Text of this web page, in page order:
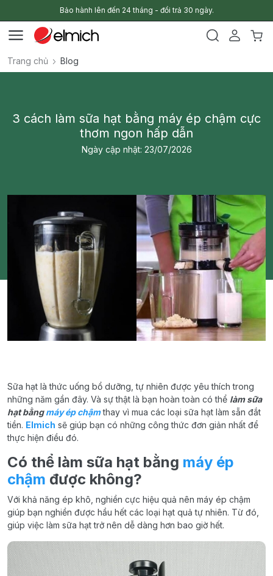
Bảo hành lên đến 24 tháng - đổi trả 30 ngày.
Trang chủ Blog
3 cách làm sữa hạt bằng máy ép chậm cực
thơm ngon hấp dẫn
Ngày cập nhật: 23/07/2026
Sữa hạt là thức uống bổ dưỡng, tự nhiên được yêu thích trong
những năm gần đây. Và sự thật là bạn hoàn toàn có thể làm sữa
hạt bằngmáy ép chậmthay vì mua các loại sữa hạt làm sẵn đắt
tiền. Elmich sẽ giúp bạn có những công thức đơn giản nhất để
thực hiện điều đó.
Có thể làm sữa hạt bằng máy ép
chậm được không?
Với khả năng ép khô, nghiền cực hiệu quả nên máy ép chậm
giúp bạn nghiền được hầu hết các loại hạt quả tự nhiên. Từ đó,
giúp việc làm sữa hạt trở nên dễ dàng hơn bao giờ hết.